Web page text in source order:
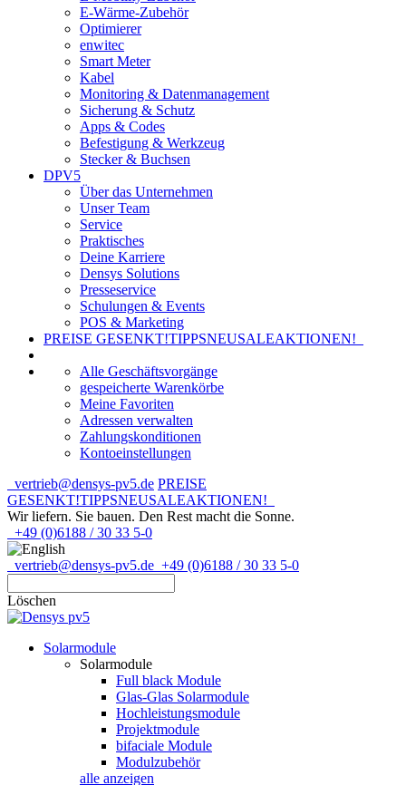
E-Wärme-Zubehör
Optimierer
enwitec
Smart Meter
Kabel
Monitoring & Datenmanagement
Sicherung & Schutz
Apps & Codes
Befestigung & Werkzeug
Stecker & Buchsen
DPV5
Über das Unternehmen
Unser Team
Service
Praktisches
Deine Karriere
Densys Solutions
Presseservice
Schulungen & Events
POS & Marketing
PREISE GESENKT!TIPPSNEUSALEAKTIONEN!
Alle Geschäftsvorgänge
gespeicherte Warenkörbe
Meine Favoriten
Adressen verwalten
Zahlungskonditionen
Kontoeinstellungen
vertrieb@densys-pv5.de PREISE
GESENKT!TIPPSNEUSALEAKTIONEN!
Wir liefern. Sie bauen. Den Rest macht die Sonne.
+49 (0)6188 / 30 33 5-0
vertrieb@densys-pv5.de +49 (0)6188 / 30 33 5-0
Löschen
Solarmodule
Solarmodule
Full black Module
Glas-Glas Solarmodule
Hochleistungsmodule
Projektmodule
bifaciale Module
Modulzubehör
alle anzeigen